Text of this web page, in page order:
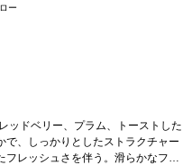
クに、肉厚で美しいテクスチャー
ー
ッドベリー、プラム、トーストした
で、しっかりとしたストラクチャー
フレッシュさを伴う。滑らかなフィ